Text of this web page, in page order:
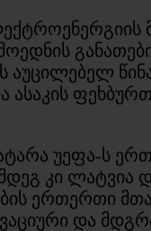
აუცილებელ
ასაკის
უეფა-ს
კი
ერთერთი
და